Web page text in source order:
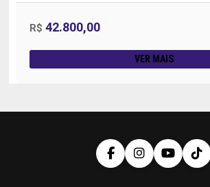
R$ 42.800,00
VER MAIS